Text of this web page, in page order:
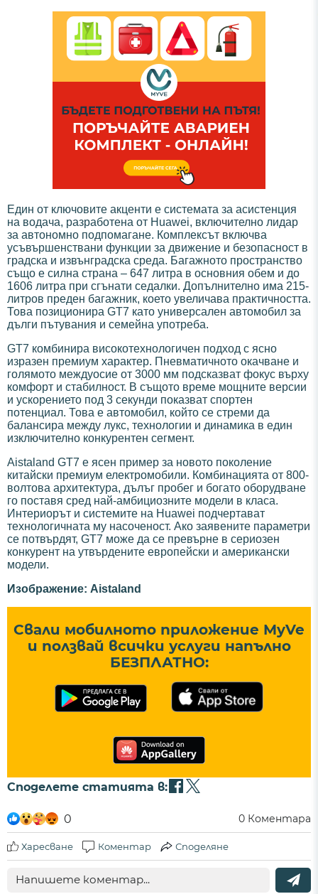
Един от ключовите акценти е системата за асистенция
на водача, разработена от Huawei, включително лидар
за автономно подпомагане. Комплексът включва
усъвършенствани функции за движение и безопасност в
градска и извънградска среда. Багажното пространство
също е силна страна – 647 литра в основния обем и до
1606 литра при сгънати седалки. Допълнително има 215-
литров преден багажник, което увеличава практичността.
Това позиционира GT7 като универсален автомобил за
дълги пътувания и семейна употреба.
GT7 комбинира високотехнологичен подход с ясно
изразен премиум характер. Пневматичното окачване и
голямото междуосие от 3000 мм подсказват фокус върху
комфорт и стабилност. В същото време мощните версии
и ускорението под 3 секунди показват спортен
потенциал. Това е автомобил, който се стреми да
балансира между лукс, технологии и динамика в един
изключително конкурентен сегмент.
Aistaland GT7 е ясен пример за новото поколение
китайски премиум електромобили. Комбинацията от 800-
волтова архитектура, дълъг пробег и богато оборудване
го поставя сред най-амбициозните модели в класа.
Интериорът и системите на Huawei подчертават
технологичната му насоченост. Ако заявените параметри
се потвърдят, GT7 може да се превърне в сериозен
конкурент на утвърдените европейски и американски
модели.
Изображение: Aistaland
Свали мобилното приложение MyVe
и ползвай всички услуги напълно
БЕЗПЛАТНО:
Споделете статията в:
0 0 Коментара
Харесване Коментар Споделяне